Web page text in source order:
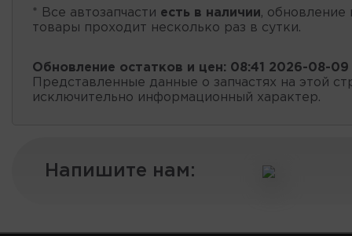
* Все автозапчасти есть в наличии, обновление
товары проходит несколько раз в сутки.
Обновление остатков и цен: 08:41 2026-08-09
Представленные данные о запчастях на этой
исключительно информационный характер.
Напишите нам: